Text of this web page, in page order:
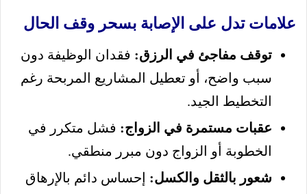
علامات تدل على الإصابة بسحر وقف الحال
توقف مفاجئ في الرزق: فقدان الوظيفة دون
سبب واضح، أو تعطيل المشاريع المربحة رغم
التخطيط الجيد.
عقبات مستمرة في الزواج: فشل متكرر في
الخطوبة أو الزواج دون مبرر منطقي.
شعور بالثقل والكسل: إحساس دائم بالإرهاق